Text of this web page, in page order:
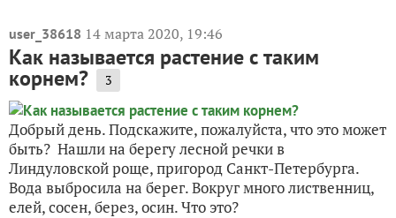
user_38618 14 марта 2020, 19:46
Как называется растение с таким
корнем? 3
Добрый день. Подскажите, пожалуйста, что это может
быть? Нашли на берегу лесной речки в
Линдуловской роще, пригород Санкт-Петербурга.
Вода выбросила на берег. Вокруг много лиственниц,
елей, сосен, берез, осин. Что это?